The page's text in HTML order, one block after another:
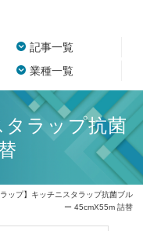
記事一覧
業種一覧
タラップ抗菌
ップ】キッチニスタラップ抗菌ブル
ー 45cmX55m 詰替